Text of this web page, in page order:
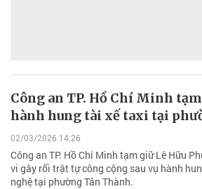
Công an TP. Hồ Chí Minh
hành hung tài xế taxi tại
02/03/2026 14:26
Công an TP. Hồ Chí Minh tạm giữ Lê Hữu
vi gây rối trật tự công cộng sau vụ hành
nghệ tại phường Tân Thành.